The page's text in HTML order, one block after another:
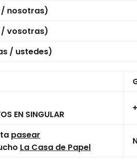
nosotras)
vosotras)
/ ustedes)
EN SINGULAR
pasear
La Casa de Papel